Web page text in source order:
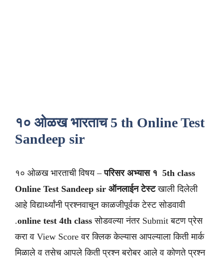
१० ओळख भारताच 5 th Online Test
Sandeep sir
१० ओळख भारताची विषय –परिसर अभ्यास १ 5th class
Online Test Sandeep sir ऑनलाईन टेस्टखाली दिलेली
आहे विद्यार्थ्यांनी प्रश्नवाचून काळजीपूर्वक टेस्ट सोडवावी
.online test 4th class सोडवल्या नंतर Submit बटण प्रेस
करा व View Score वर क्लिक केल्यास आपल्याला किती मार्क
मिळाले व तसेच आपले किती प्रश्न बरोबर आले व कोणते प्रश्न